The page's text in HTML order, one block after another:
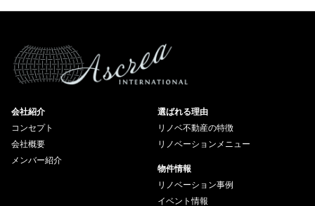
会社紹介
コンセプト
会社概要
メンバー紹介
選ばれる理由
リノベ不動産の特徴
リノベーションメニュー
物件情報
リノベーション事例
イベント情報